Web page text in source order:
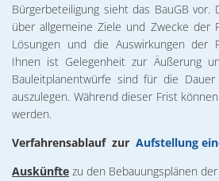
Bürgerbeteiligung sieht das BauGB vor.
über allgemeine Ziele und Zwecke der
Lösungen und die Auswirkungen der
Ihnen ist Gelegenheit zur Äußerung
Bauleitplanentwürfe sind für die
auszulegen. Während dieser Frist
werden.
Verfahrensablauf zur Aufstellung
Auskünfte zu den Bebauungsplänen